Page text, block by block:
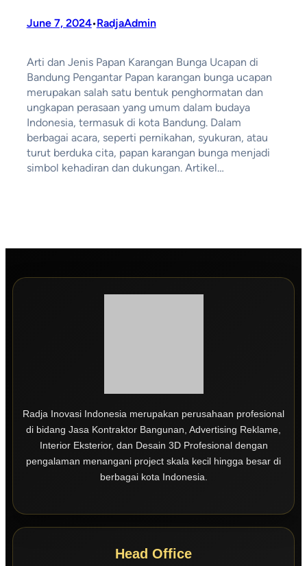
June 7, 2024•RadjaAdmin
Arti dan Jenis Papan Karangan Bunga Ucapan di
Bandung Pengantar Papan karangan bunga ucapan
merupakan salah satu bentuk penghormatan dan
ungkapan perasaan yang umum dalam budaya
Indonesia, termasuk di kota Bandung. Dalam
berbagai acara, seperti pernikahan, syukuran, atau
turut berduka cita, papan karangan bunga menjadi
simbol kehadiran dan dukungan. Artikel…
Radja Inovasi Indonesia merupakan perusahaan profesional
di bidang Jasa Kontraktor Bangunan, Advertising Reklame,
Interior Eksterior, dan Desain 3D Profesional dengan
pengalaman menangani project skala kecil hingga besar di
berbagai kota Indonesia.
Head Office